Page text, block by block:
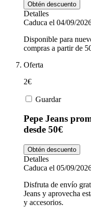
Obtén descuento
Detalles
Caduca el 04/09/
Disponible para
compras a partir de
Oferta
2€
Guardar
Pepe Jeans
desde 50€
Obtén descuento
Detalles
Caduca el 05/09/
Disfruta de envío
Jeans y aprovecha
y accesorios.